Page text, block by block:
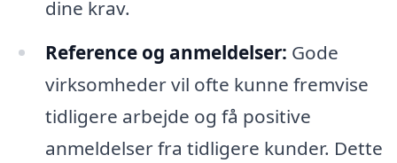
dine krav.
Reference og anmeldelser: Gode
virksomheder vil ofte kunne fremvise
tidligere arbejde og få positive
anmeldelser fra tidligere kunder. Dette